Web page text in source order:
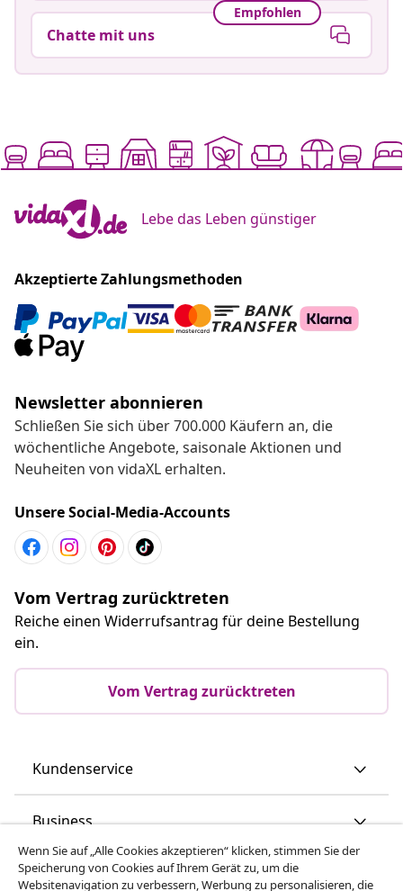
Empfohlen
Chatte mit uns
Lebe das Leben günstiger
Akzeptierte Zahlungsmethoden
Newsletter abonnieren
Schließen Sie sich über 700.000 Käufern an, die
wöchentliche Angebote, saisonale Aktionen und
Neuheiten von vidaXL erhalten.
Unsere Social-Media-Accounts
Vom Vertrag zurücktreten
Reiche einen Widerrufsantrag für deine Bestellung
ein.
Vom Vertrag zurücktreten
Kundenservice
Business
vidaXL
Wenn Sie auf „Alle Cookies akzeptieren“ klicken, stimmen Sie der
Speicherung von Cookies auf Ihrem Gerät zu, um die
Websitenavigation zu verbessern, Werbung zu personalisieren, die